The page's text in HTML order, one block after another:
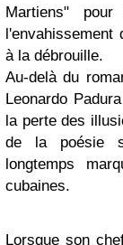
Martiens"
l'envahissement
à la débrouille.
Au-delà du
Leonardo
la perte des
de la poésie
longtemps
cubaines.
Lorsque son